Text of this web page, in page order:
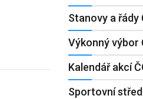
Stanovy a řády
Výkonný výbor
Kalendář akcí
Sportovní